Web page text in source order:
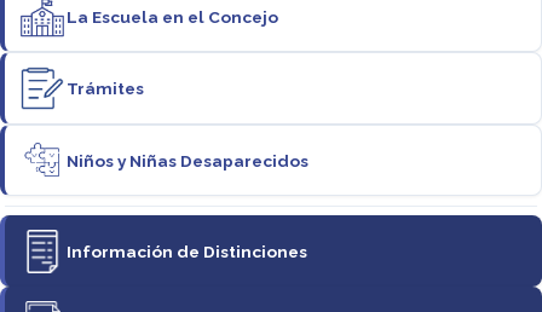
La Escuela en el Concejo
Trámites
Niños y Niñas Desaparecidos
Información de Distinciones